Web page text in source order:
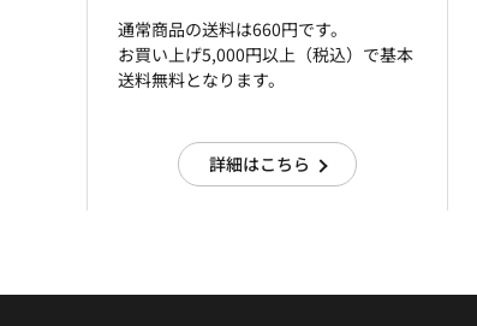
通常商品の送料は660円です。
お買い上げ5,000円以上（税込）で基本
送料無料となります。
詳細はこちら